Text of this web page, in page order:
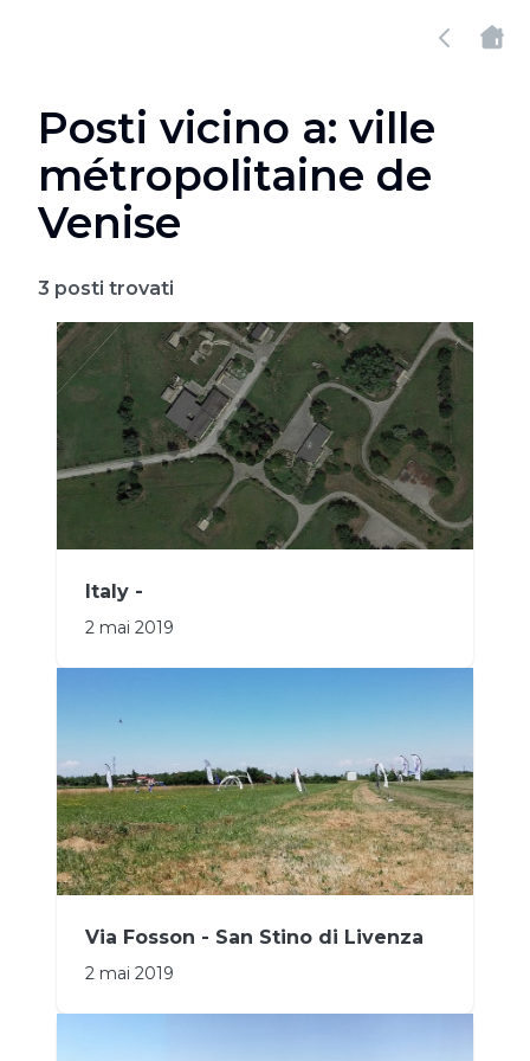
Posti vicino a: ville
métropolitaine de
Venise
3 posti trovati
Italy -
2 mai 2019
Via Fosson - San Stino di Livenza
2 mai 2019